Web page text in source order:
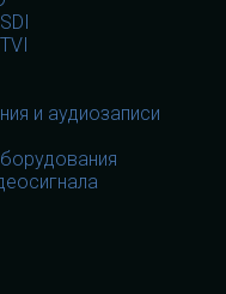
и аудиозаписи